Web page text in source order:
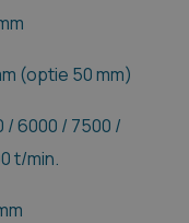
(optie 50 mm)
/ 6000 / 7500 /
t/min.